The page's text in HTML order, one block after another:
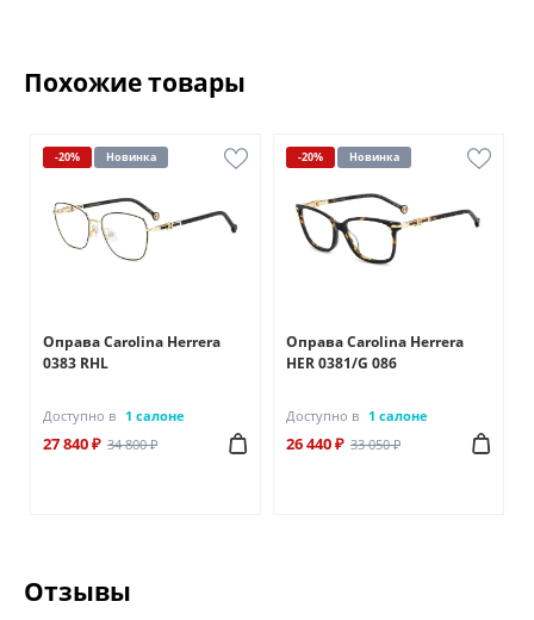
Похожие товары
-20% Новинка
Оправа Carolina Herrera
0383 RHL
Доступно в 1 салоне
27 840 ₽ 34 800 ₽
-20% Новинка
Оправа Carolina Herrera
HER 0381/G 086
Доступно в 1 салоне
26 440 ₽ 33 050 ₽
Отзывы